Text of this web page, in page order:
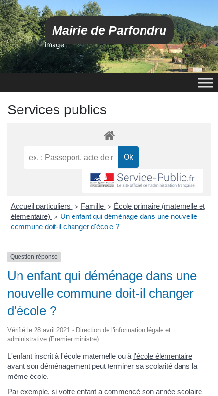
Mairie de Parfondru
image
Services publics
Accueil particuliers > Famille > École primaire (maternelle et
élémentaire)
> Un enfant qui déménage dans une nouvelle
commune doit-il changer d'école ?
Question-réponse
Un enfant qui déménage dans une
nouvelle commune doit-il changer
d'école ?
Vérifié le 28 avril 2021 - Direction de l'information légale et
administrative (Premier ministre)
L'enfant inscrit à l'école maternelle ou à l'école élémentaire
avant son déménagement peut terminer sa scolarité dans la
même école.
Par exemple, si votre enfant a commencé son année scolaire